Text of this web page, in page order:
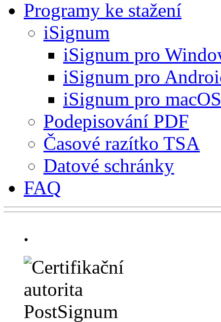
Programy ke stažení
iSignum
iSignum pro
iSignum pro
iSignum pro macOS
Podepisování PDF
Časové razítko TSA
Datové schránky
FAQ
.